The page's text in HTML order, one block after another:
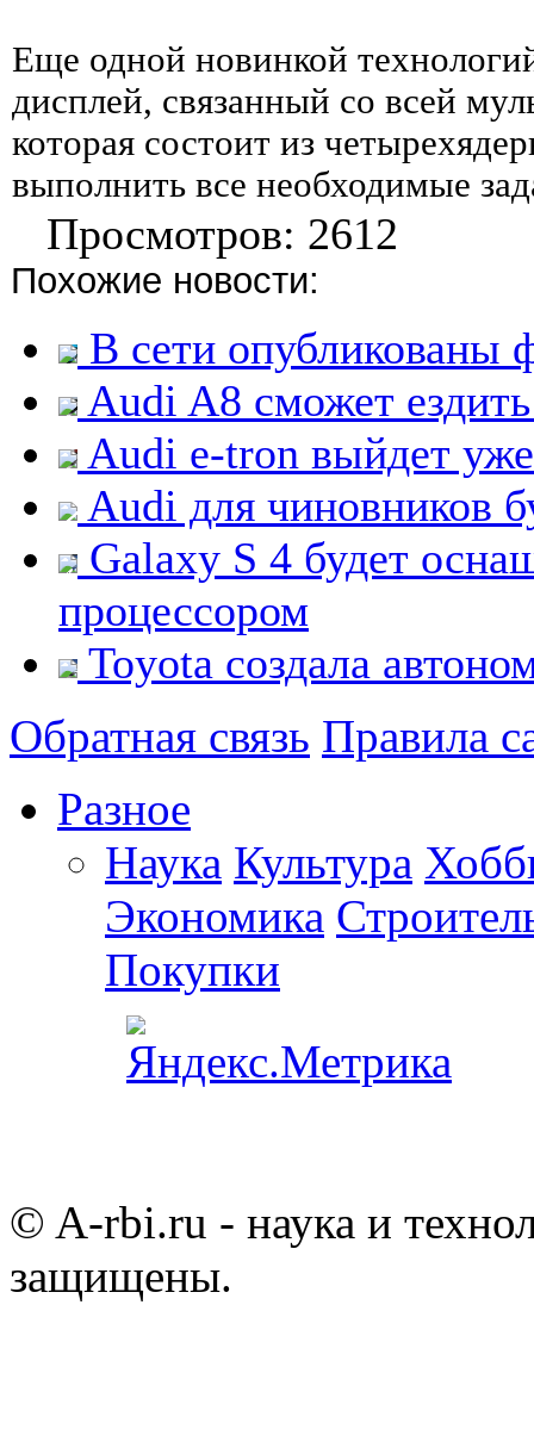
Еще одной новинкой
дисплей, связанный со всей
которая состоит из
выполнить все необходимые
Просмотров: 2612
Похожие новости:
В сети опубликованы
Audi A8 сможет
Audi e-tron выйдет
Audi для чиновников
Galaxy S 4 будет
процессором
Toyota создала
Обратная связь Правила
Разное
Наука Культура
Экономика
Покупки
© A-rbi.ru - наука и
защищены.